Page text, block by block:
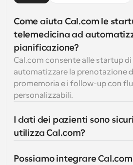
Come aiuta Cal.com le
telemedicina ad
pianificazione?
Cal.com consente alle startup
automatizzare la prenotazione
promemoria e i follow-up con
personalizzabili.
I dati dei pazienti sono
utilizza Cal.com?
Possiamo integrare